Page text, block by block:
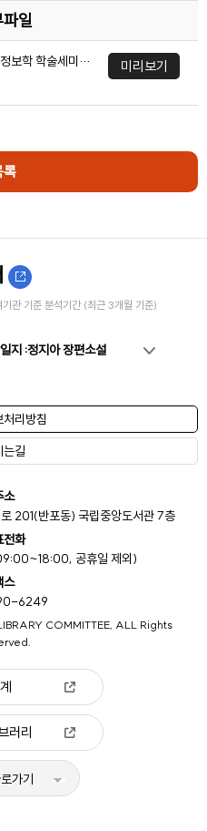
일
학술세미나.pdf 미리보기
록
관 기준 분석기간 (최근 3개월 기준)
지 :정지아 장편소설
리방침
는길
소
201(반포동) 국립중앙도서관 7층
전화
공휴일 제외)
스
6249
COMMITTEE, ALL Rights
러리
가기